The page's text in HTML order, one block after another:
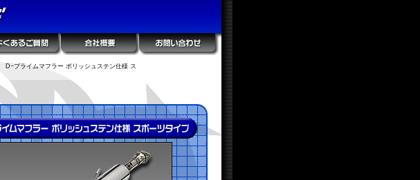
D−プライムマフラー ポリッシュステン仕様 ス